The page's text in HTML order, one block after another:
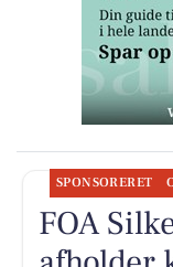
SPONSORERET
FOA